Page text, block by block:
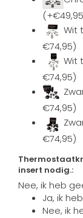
Wit
€74,95)
Wit
€74,95)
€74,95)
€74,95)
insert nodig.:
Nee, ik heb
Ja, ik
Nee, ik